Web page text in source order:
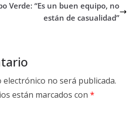
Verde: “Es un buen equipo, no
están de casualidad”
no será publicada.
están marcados con *